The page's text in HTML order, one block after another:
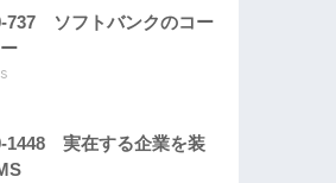
737 ソフトバンクのコー
1448 実在する企業を装